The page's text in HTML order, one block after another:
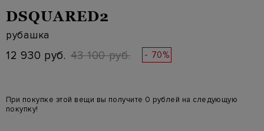
DSQUARED2
рубашка
12 930 руб. 43 100 руб. - 70%
При покупке этой вещи вы получите 0 рублей на следующую
покупку!